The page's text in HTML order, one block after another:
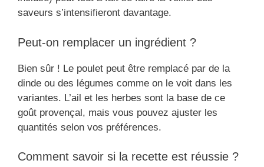
saveurs s’intensifieront davantage.
Peut-on remplacer un ingrédient ?
Bien sûr ! Le poulet peut être remplacé par de la
dinde ou des légumes comme on le voit dans les
variantes. L’ail et les herbes sont la base de ce
goût provençal, mais vous pouvez ajuster les
quantités selon vos préférences.
Comment savoir si la recette est réussie ?